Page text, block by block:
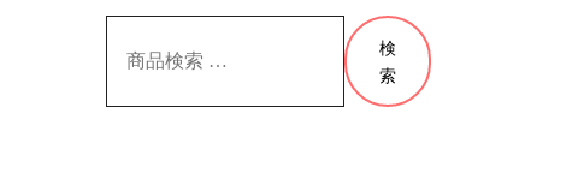
検
索